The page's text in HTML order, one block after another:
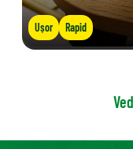
Ușor Rapid